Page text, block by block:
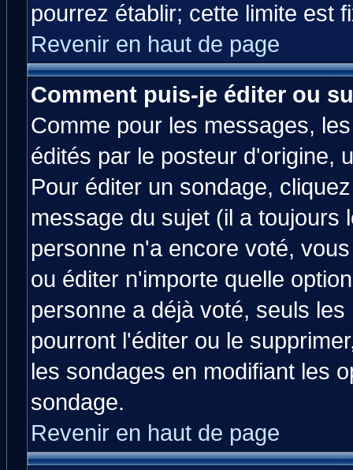
pourrez établir; cette limite est
Revenir en haut de page
Comment puis-je éditer ou
Comme pour les messages,
édités par le posteur d'origine,
Pour éditer un sondage,
message du sujet (il a toujours
personne n'a encore voté,
ou éditer n'importe quelle
personne a déjà voté, seuls
pourront l'éditer ou le
les sondages en modifiant les
sondage.
Revenir en haut de page